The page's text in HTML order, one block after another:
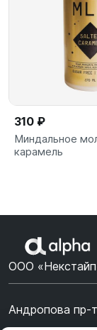
310 ₽
Миндальное
карамель
ООО
Андропова пр-